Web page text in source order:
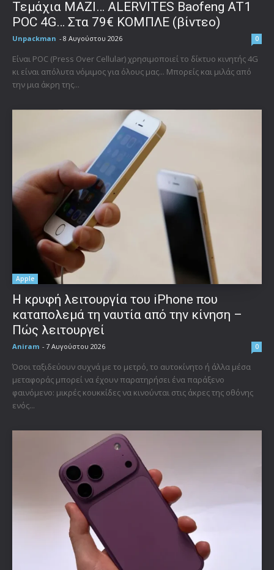
Τεμάχια ΜΑΖΙ… ALERVITES Baofeng AT1
POC 4G… Στα 79€ ΚΟΜΠΛΕ (βίντεο)
Unpackman - 8 Αυγούστου 2026 0
Είναι POC (Press Over Cellular) χρησιμοποιεί το δίκτυο κινητής 4G
κι είναι απόλυτα νόμιμος για όλους μας... Μπορείς και μιλάς από
την μια άκρη της...
Apple
Η κρυφή λειτουργία του iPhone που
καταπολεμά τη ναυτία από την κίνηση –
Πώς λειτουργεί
Aniram - 7 Αυγούστου 2026 0
Όσοι ταξιδεύουν συχνά με το μετρό, το αυτοκίνητο ή άλλα μέσα
μεταφοράς μπορεί να έχουν παρατηρήσει ένα παράξενο
φαινόμενο: μικρές κουκκίδες να κινούνται στις άκρες της οθόνης
ενός...